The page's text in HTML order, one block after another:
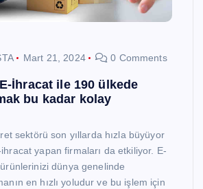
Mart 21, 2024 0 Comments
İhracat ile 190 ülkede
bu kadar kolay
sektörü son yıllarda hızla büyüyor
yapan firmaları da etkiliyor. E-
dünya genelinde
en hızlı yoludur ve bu işlem için